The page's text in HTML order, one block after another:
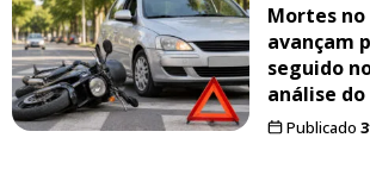
Mortes
avançam
seguido
análise do
Publicado